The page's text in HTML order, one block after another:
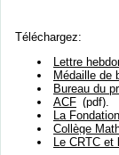
Téléchargez:
Lettre
Médaille de
Bureau du
ACF (pdf).
La
Collège
Le CRTC et